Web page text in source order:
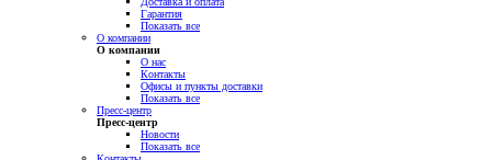
Гарантия
Показать все
О компании
О компании
О нас
Контакты
Офисы и пункты доставки
Показать все
Пресс-центр
Пресс-центр
Новости
Показать все